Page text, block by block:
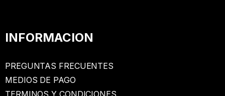
INFORMACION
PREGUNTAS FRECUENTES
MEDIOS DE PAGO